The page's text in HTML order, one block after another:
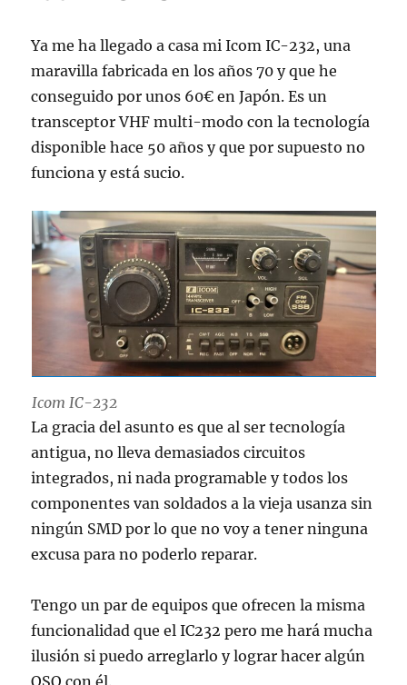
Ya me ha llegado a casa mi Icom IC-232, una
maravilla fabricada en los años 70 y que he
conseguido por unos 60€ en Japón. Es un
transceptor VHF multi-modo con la tecnología
disponible hace 50 años y que por supuesto no
funciona y está sucio.
Icom IC-232
La gracia del asunto es que al ser tecnología
antigua, no lleva demasiados circuitos
integrados, ni nada programable y todos los
componentes van soldados a la vieja usanza sin
ningún SMD por lo que no voy a tener ninguna
excusa para no poderlo reparar.
Tengo un par de equipos que ofrecen la misma
funcionalidad que el IC232 pero me hará mucha
ilusión si puedo arreglarlo y lograr hacer algún
QSO con él.